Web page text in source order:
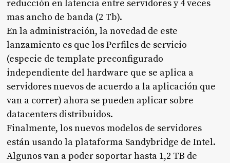
reducción en latencia entre servidores y 4 veces
mas ancho de banda (2 Tb).
En la administración, la novedad de este
lanzamiento es que los Perfiles de servicio
(especie de template preconfigurado
independiente del hardware que se aplica a
servidores nuevos de acuerdo a la aplicación que
van a correr) ahora se pueden aplicar sobre
datacenters distribuidos.
Finalmente, los nuevos modelos de servidores
están usando la plataforma Sandybridge de Intel.
Algunos van a poder soportar hasta 1,2 TB de